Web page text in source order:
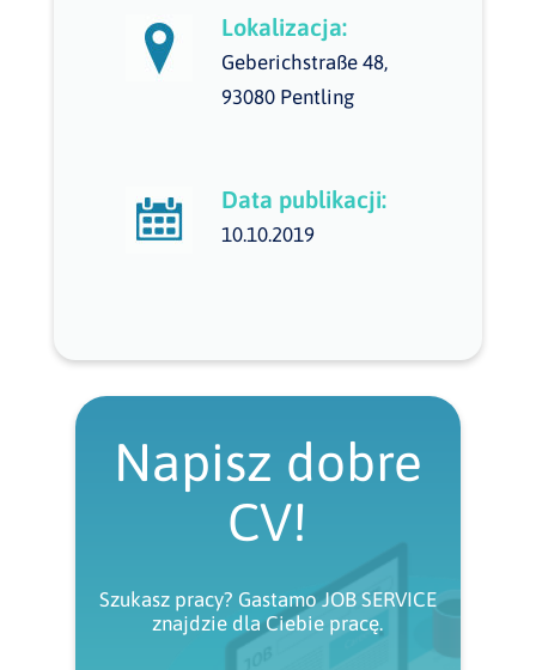
Lokalizacja:
Geberichstraße 48,
93080 Pentling
Data publikacji:
10.10.2019
Napisz dobre
CV!
Szukasz pracy? Gastamo JOB SERVICE
znajdzie dla Ciebie pracę.